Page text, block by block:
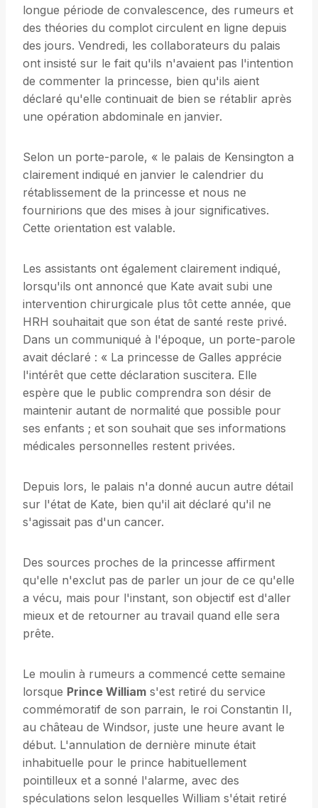
longue période de convalescence, des rumeurs et
des théories du complot circulent en ligne depuis
des jours. Vendredi, les collaborateurs du palais
ont insisté sur le fait qu'ils n'avaient pas l'intention
de commenter la princesse, bien qu'ils aient
déclaré qu'elle continuait de bien se rétablir après
une opération abdominale en janvier.
Selon un porte-parole, « le palais de Kensington a
clairement indiqué en janvier le calendrier du
rétablissement de la princesse et nous ne
fournirions que des mises à jour significatives.
Cette orientation est valable.
Les assistants ont également clairement indiqué,
lorsqu'ils ont annoncé que Kate avait subi une
intervention chirurgicale plus tôt cette année, que
HRH souhaitait que son état de santé reste privé.
Dans un communiqué à l'époque, un porte-parole
avait déclaré : « La princesse de Galles apprécie
l'intérêt que cette déclaration suscitera. Elle
espère que le public comprendra son désir de
maintenir autant de normalité que possible pour
ses enfants ; et son souhait que ses informations
médicales personnelles restent privées.
Depuis lors, le palais n'a donné aucun autre détail
sur l'état de Kate, bien qu'il ait déclaré qu'il ne
s'agissait pas d'un cancer.
Des sources proches de la princesse affirment
qu'elle n'exclut pas de parler un jour de ce qu'elle
a vécu, mais pour l'instant, son objectif est d'aller
mieux et de retourner au travail quand elle sera
prête.
Le moulin à rumeurs a commencé cette semaine
lorsque Prince William s'est retiré du service
commémoratif de son parrain, le roi Constantin II,
au château de Windsor, juste une heure avant le
début. L'annulation de dernière minute était
inhabituelle pour le prince habituellement
pointilleux et a sonné l'alarme, avec des
spéculations selon lesquelles William s'était retiré